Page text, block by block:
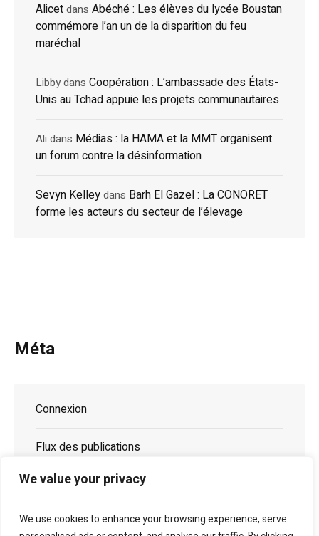
We value your privacy
We use cookies to enhance your browsing experience, serve
Alicetdans Abéché : Les élèves du lycée Boustan
commémore l’an un de la disparition du feu
maréchal
Libbydans Coopération : L’ambassade des États-
Unis au Tchad appuie les projets communautaires
Ali dans Médias : la HAMA et la MMT organisent
un forum contre la désinformation
Sevyn Kelleydans Barh El Gazel : La CONORET
forme les acteurs du secteur de l’élevage
Méta
Connexion
Flux des publications
Flux des commentaires
Site de WordPress-FR